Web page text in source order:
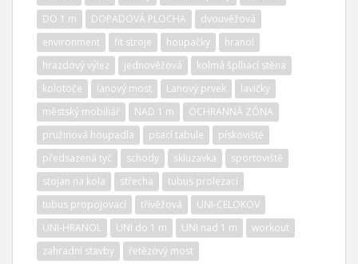
DO 1 m
DOPADOVÁ PLOCHA
dvouvěžová
environment
fit stroje houpačky
hranol
hrazdový výlez
jednověžová
kolmá šplhací stěna
kolotoče
lanový most Lanový prvek
lavičky
městský mobiliář
NAD 1 m
OCHRANNÁ ZÓNA
pružinová houpadla
psací tabule
pískoviště
předsazená tyč
schody skluzavka
sportoviště
stojan na kola
střecha
tubus prolezací
tubus propojovací
třívěžová
UNI-CELOKOV
UNI-HRANOL
UNI do 1 m UNI nad 1 m
workout
zahradní stavby
řetězový most